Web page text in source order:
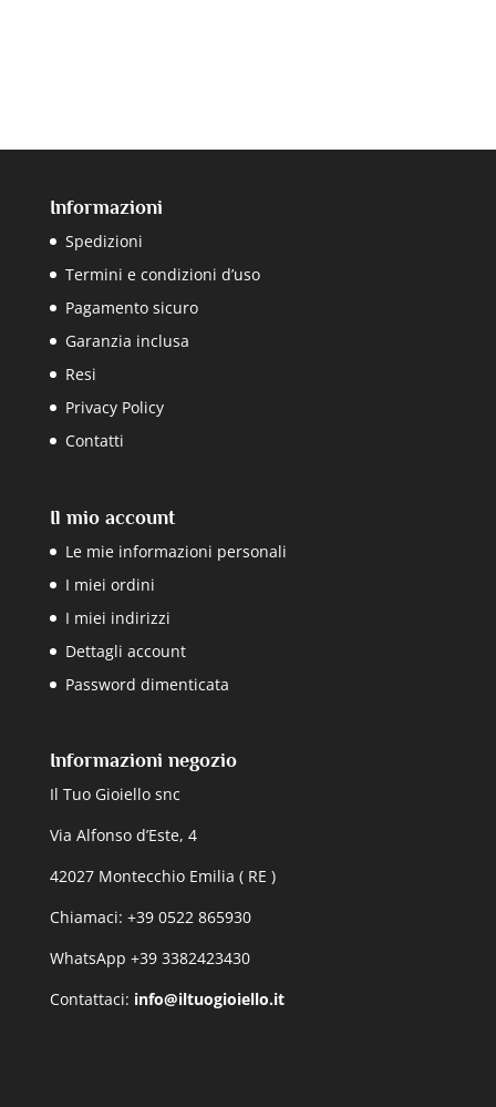
Informazioni
Spedizioni
Termini e condizioni d’uso
Pagamento sicuro
Garanzia inclusa
Resi
Privacy Policy
Contatti
Il mio account
Le mie informazioni personali
I miei ordini
I miei indirizzi
Dettagli account
Password dimenticata
Informazioni negozio
Il Tuo Gioiello snc
Via Alfonso d’Este, 4
42027 Montecchio Emilia ( RE )
Chiamaci: +39 0522 865930
WhatsApp +39 3382423430
Contattaci: info@iltuogioiello.it